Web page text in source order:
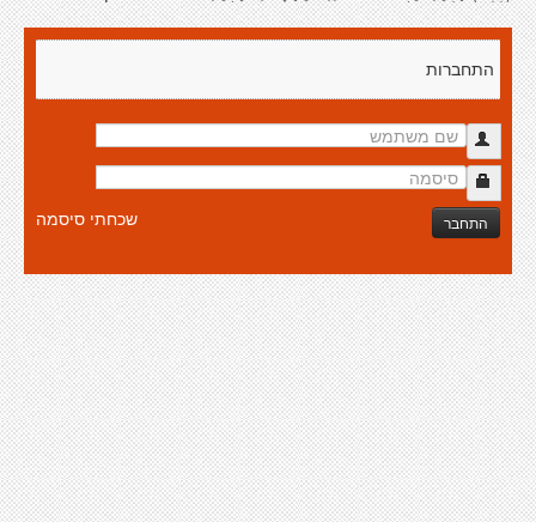
התחברות
התחבר שכחתי סיסמה